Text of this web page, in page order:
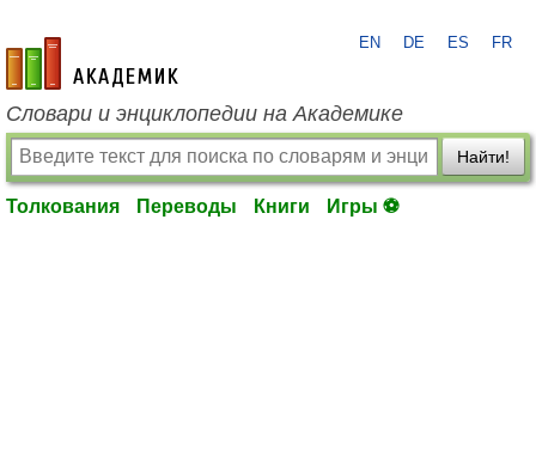
academic.ru
EN DE ES FR
Словари и энциклопедии на Академике
Найти!
Толкования Переводы Книги Игры ⚽